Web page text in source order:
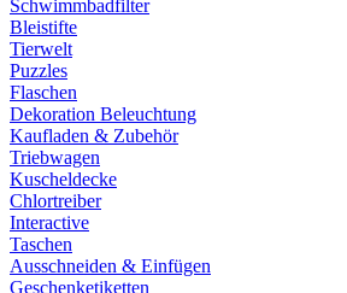
Schwimmbadfilter
Bleistifte
Tierwelt
Puzzles
Flaschen
Dekoration Beleuchtung
Kaufladen & Zubehör
Triebwagen
Kuscheldecke
Chlortreiber
Interactive
Taschen
Ausschneiden & Einfügen
Geschenketiketten